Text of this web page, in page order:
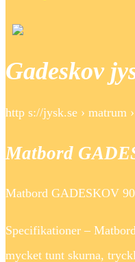
Gadeskov
http s://jysk.se › matrum
Matbord
Matbord GADESKOV
Specifikationer –
mycket tunt skurna,